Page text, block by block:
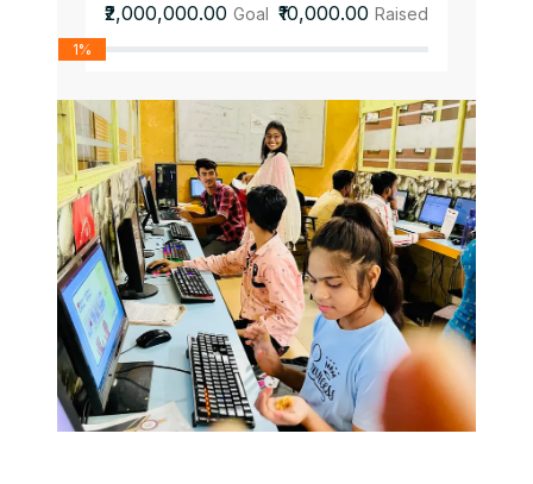
₹2,000,000.00 Goal ₹10,000.00 Raised
1%